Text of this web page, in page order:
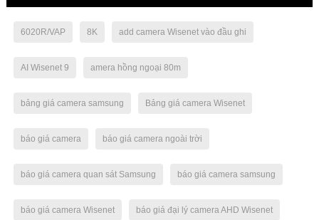
6020R/VAP 8K add camera Wisenet vào đầu ghi
AI Wisenet 9 amera hồng ngoại 80m
bảng giá camera samsung Bảng giá camera Wisenet
báo giá camera báo giá camera ngoài trời
báo giá camera quan sát Samsung báo giá camera samsung
báo giá camera Wisenet báo giá đại lý camera AHD Wisenet